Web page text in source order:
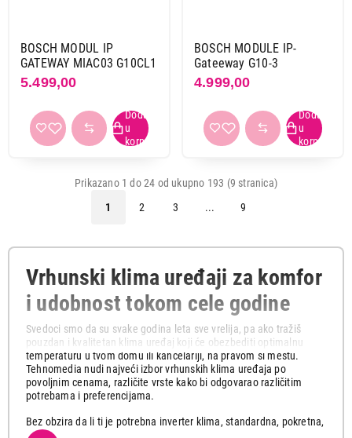
BOSCH MODUL IP
GATEWAY MIAC03 G10CL1
5.499,00
BOSCH MODULE IP-
Gateeway G10-3
4.999,00
Prikazano 1 do 24 od ukupno 193 (9 stranica)
1
2 3 ... 9
Vrhunski klima uređaji za komfor
i udobnost tokom cele godine
Svedoci smo da su svake godina leta sve vrelija, pa ako tražiš
pouzdan i kvalitetan klima uređaj koji će obezbediti optimalnu
temperaturu u tvom domu ili kancelariji, na pravom si mestu.
Tehnomedia nudi najveći izbor vrhunskih klima uređaja po
povoljnim cenama, različite vrste kako bi odgovarao različitim
potrebama i preferencijama.
Bez obzira da li ti je potrebna inverter klima, standardna, pokretna,
prozorska ili multi split sistem, imamo sve tipove i modele koji će ti